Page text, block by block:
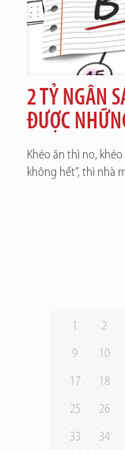
2 TỶ NGÂN
ĐƯỢC
Khéo ăn thì no,
không hết”, thì nhà
1 2
9 10
17 18
25 26
33 34